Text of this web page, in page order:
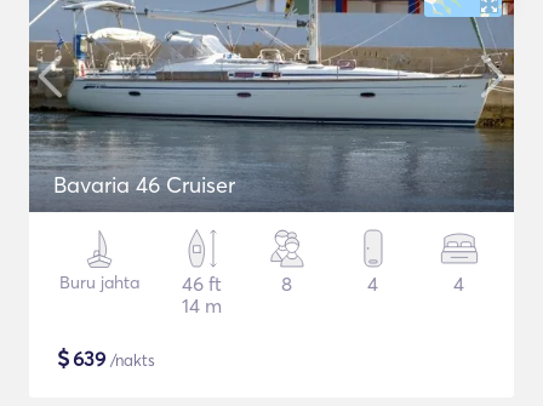
Bavaria 46 Cruiser
Buru jahta
46 ft
14 m
8 4 4
$639 /nakts